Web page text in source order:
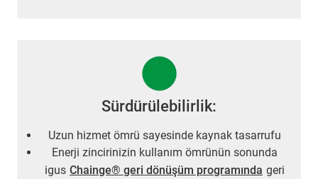
Sürdürülebilirlik:
Uzun hizmet ömrü sayesinde kaynak tasarrufu
Enerji zincirinizin kullanım ömrünün sonunda
igus Chainge® geri dönüşüm programında geri